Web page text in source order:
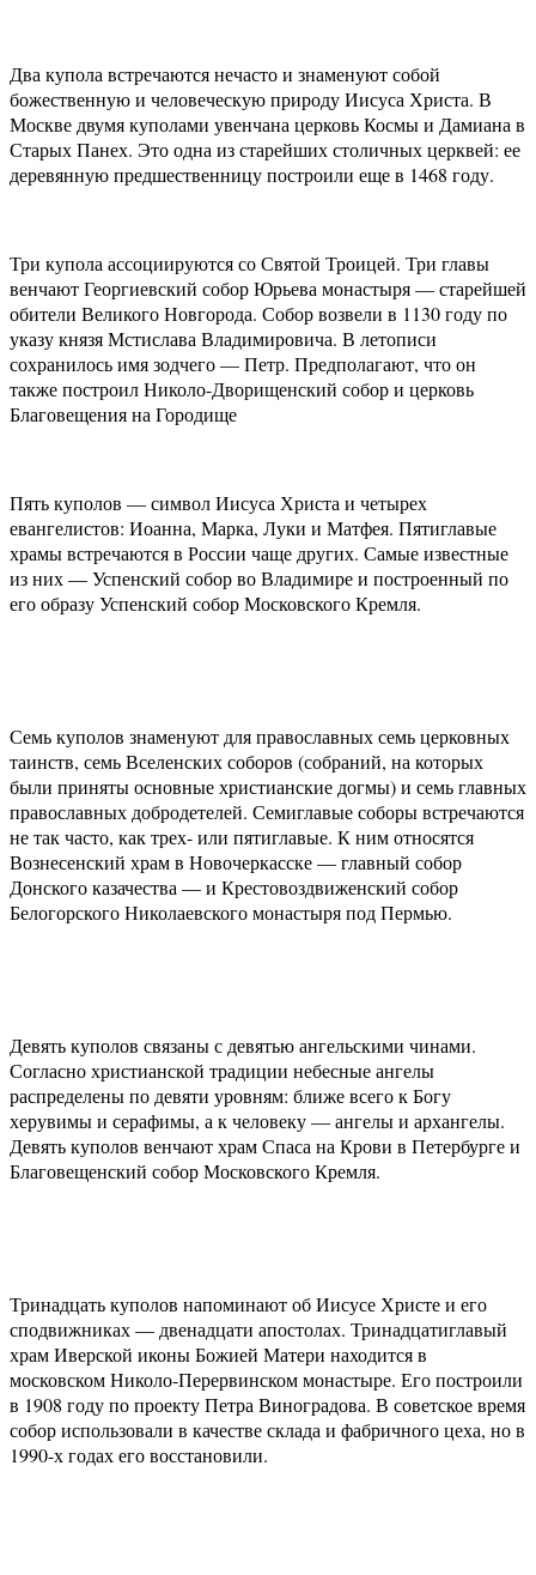
Два купола встречаются нечасто и знаменуют собой
божественную и человеческую природу Иисуса Христа. В
Москве двумя куполами увенчана церковь Космы и Дамиана в
Старых Панех. Это одна из старейших столичных церквей: ее
деревянную предшественницу построили еще в 1468 году.
Три купола ассоциируются со Святой Троицей. Три главы
венчают Георгиевский собор Юрьева монастыря — старейшей
обители Великого Новгорода. Собор возвели в 1130 году по
указу князя Мстислава Владимировича. В летописи
сохранилось имя зодчего — Петр. Предполагают, что он
также построил Николо-Дворищенский собор и церковь
Благовещения на Городище
Пять куполов — символ Иисуса Христа и четырех
евангелистов: Иоанна, Марка, Луки и Матфея. Пятиглавые
храмы встречаются в России чаще других. Самые известные
из них — Успенский собор во Владимире и построенный по
его образу Успенский собор Московского Кремля.
Семь куполов знаменуют для православных семь церковных
таинств, семь Вселенских соборов (собраний, на которых
были приняты основные христианские догмы) и семь главных
православных добродетелей. Семиглавые соборы встречаются
не так часто, как трех- или пятиглавые. К ним относятся
Вознесенский храм в Новочеркасске — главный собор
Донского казачества — и Крестовоздвиженский собор
Белогорского Николаевского монастыря под Пермью.
Девять куполов связаны с девятью ангельскими чинами.
Согласно христианской традиции небесные ангелы
распределены по девяти уровням: ближе всего к Богу
херувимы и серафимы, а к человеку — ангелы и архангелы.
Девять куполов венчают храм Спаса на Крови в Петербурге и
Благовещенский собор Московского Кремля.
Тринадцать куполов напоминают об Иисусе Христе и его
сподвижниках — двенадцати апостолах. Тринадцатиглавый
храм Иверской иконы Божией Матери находится в
московском Николо-Перервинском монастыре. Его построили
в 1908 году по проекту Петра Виноградова. В советское время
собор использовали в качестве склада и фабричного цеха, но в
1990-х годах его восстановили.